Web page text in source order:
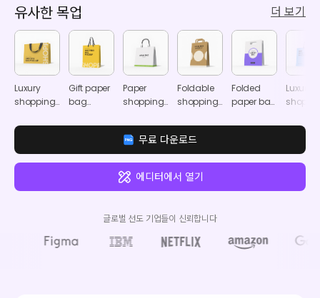
유사한 목업 더 보기
Luxury
shopping
mockup
Gift paper
bag
Paper
shopping
mockup
Foldable
shopping
mockup
Folded
paper bag
Luxury
무료 다운로드
에디터에서 열기
글로벌 선도 기업들이 신뢰합니다